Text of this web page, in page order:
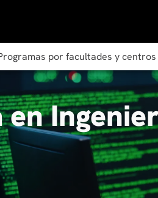
por facultades y centros